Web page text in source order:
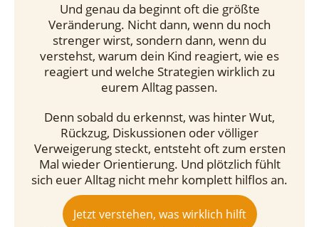
Und genau da beginnt oft die größte
Veränderung. Nicht dann, wenn du noch
strenger wirst, sondern dann, wenn du
verstehst, warum dein Kind reagiert, wie es
reagiert und welche Strategien wirklich zu
eurem Alltag passen.
Denn sobald du erkennst, was hinter Wut,
Rückzug, Diskussionen oder völliger
Verweigerung steckt, entsteht oft zum ersten
Mal wieder Orientierung. Und plötzlich fühlt
sich euer Alltag nicht mehr komplett hilflos an.
Jetzt verstehen, was wirklich hilft